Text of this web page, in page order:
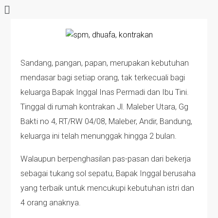
Sandang, pangan, papan, merupakan kebutuhan
mendasar bagi setiap orang, tak terkecuali bagi
keluarga Bapak Inggal Inas Permadi dan Ibu Tini.
Tinggal di rumah kontrakan Jl. Maleber Utara, Gg
Bakti no 4, RT/RW 04/08, Maleber, Andir, Bandung,
keluarga ini telah menunggak hingga 2 bulan.
Walaupun berpenghasilan pas-pasan dari bekerja
sebagai tukang sol sepatu, Bapak Inggal berusaha
yang terbaik untuk mencukupi kebutuhan istri dan
4 orang anaknya.